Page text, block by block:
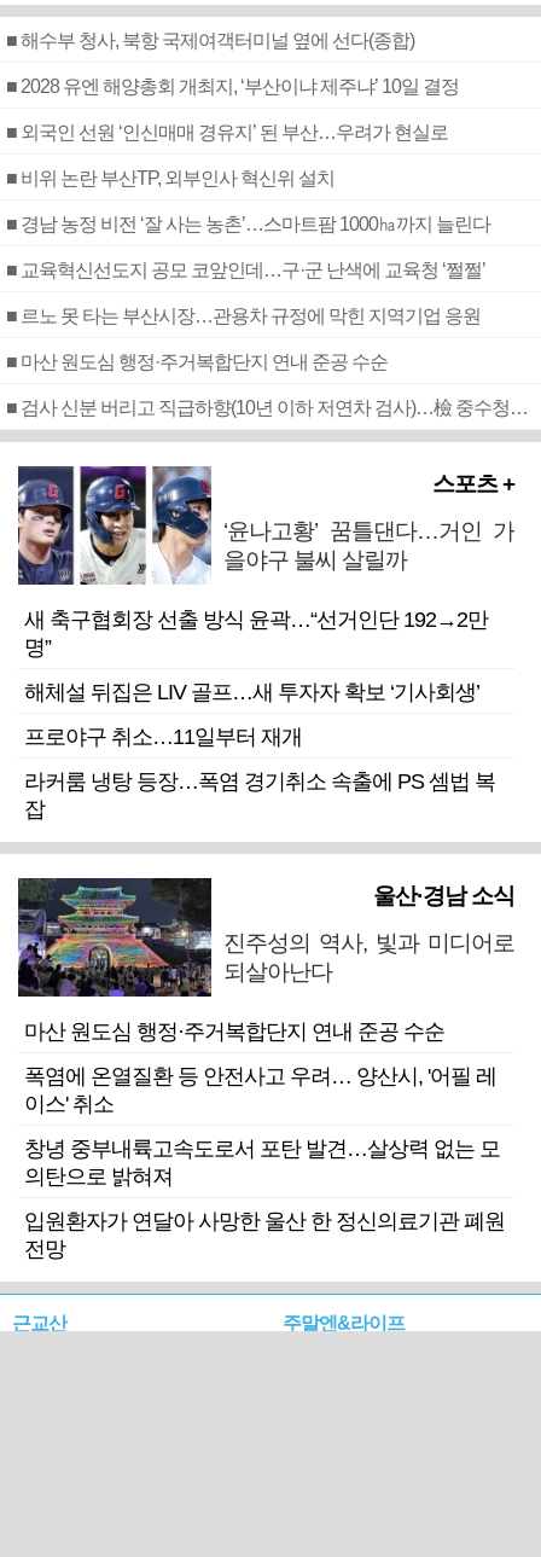
■ 해수부 청사, 북항 국제여객터미널 옆에 선다(종합)
■ 2028 유엔 해양총회 개최지, ‘부산이냐 제주냐’ 10일 결정
■ 외국인 선원 ‘인신매매 경유지’ 된 부산…우려가 현실로
■ 비위 논란 부산TP, 외부인사 혁신위 설치
■ 경남 농정 비전 ‘잘 사는 농촌’…스마트팜 1000㏊까지 늘린다
■ 교육혁신선도지 공모 코앞인데…구·군 난색에 교육청 ‘쩔쩔’
■ 르노 못 타는 부산시장…관용차 규정에 막힌 지역기업 응원
■ 마산 원도심 행정·주거복합단지 연내 준공 수순
■ 검사 신분 버리고 직급하향(10년 이하 저연차 검사)…檢 중수청행 기피
스포츠 +
‘윤나고황’ 꿈틀댄다…거인 가
을야구 불씨 살릴까
새 축구협회장 선출 방식 윤곽…“선거인단 192→2만
명”
해체설 뒤집은 LIV 골프…새 투자자 확보 ‘기사회생’
프로야구 취소…11일부터 재개
라커룸 냉탕 등장…폭염 경기취소 속출에 PS 셈법 복
잡
울산·경남 소식
진주성의 역사, 빛과 미디어로
되살아난다
마산 원도심 행정·주거복합단지 연내 준공 수순
폭염에 온열질환 등 안전사고 우려… 양산시, '어필 레
이스' 취소
창녕 중부내륙고속도로서 포탄 발견…살상력 없는 모
의탄으로 밝혀져
입원환자가 연달아 사망한 울산 한 정신의료기관 폐원
전망
근교산 주말엔&라이프